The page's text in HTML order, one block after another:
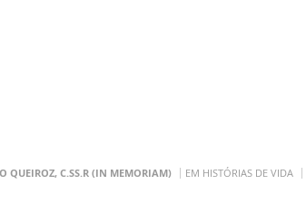
QUEIROZ, C.SS.R (IN MEMORIAM) EM HISTÓRIAS DE VIDA